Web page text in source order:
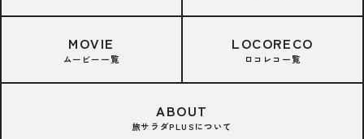
MOVIE
ムービー一覧
LOCORECO
ロコレコ一覧
ABOUT
旅サラダPLUSについて